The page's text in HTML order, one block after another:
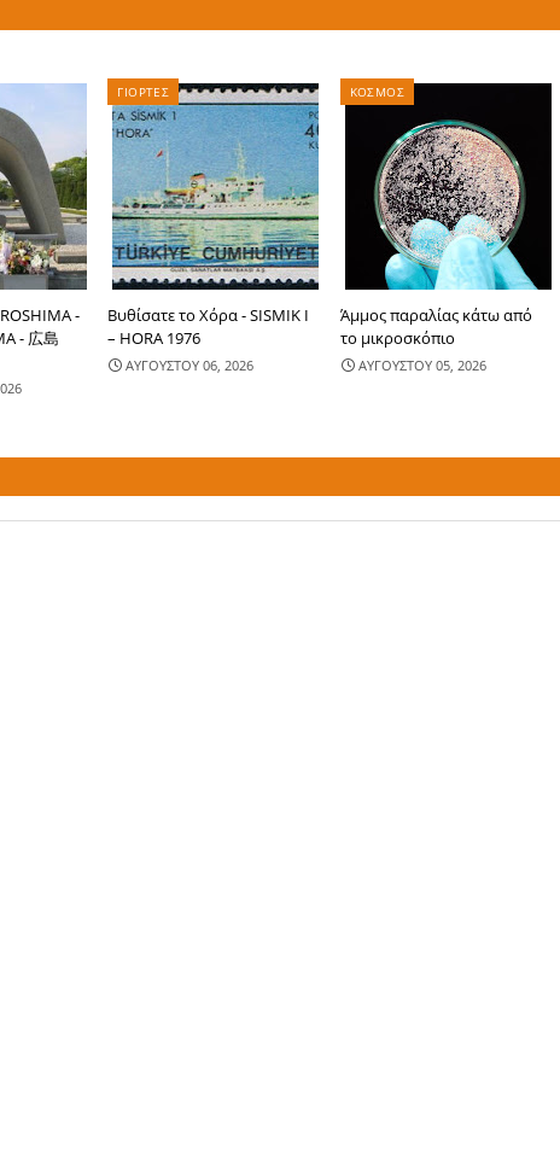
-
- 広島
ΓΙΟΡΤΕΣ
Βυθίσατε το Χόρα - SISMIK I
– HORA 1976
ΑΥΓΟΥΣΤΟΥ 06, 2026
ΚΟΣΜΟΣ
Άμμος παραλίας κάτω από
το μικροσκόπιο
ΑΥΓΟΥΣΤΟΥ 05, 2026